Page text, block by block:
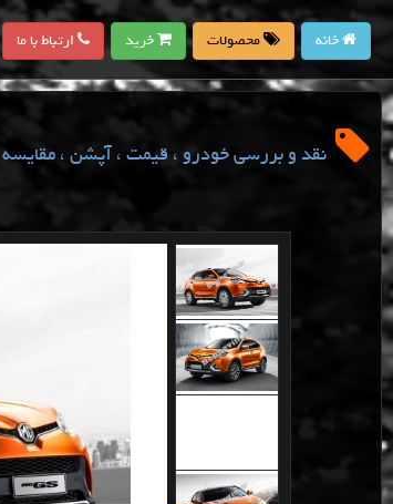
خانه محصولات خرید ارتباط با ما
نقد و بررسی خودرو ، قیمت ، آپشن ، مقایسه